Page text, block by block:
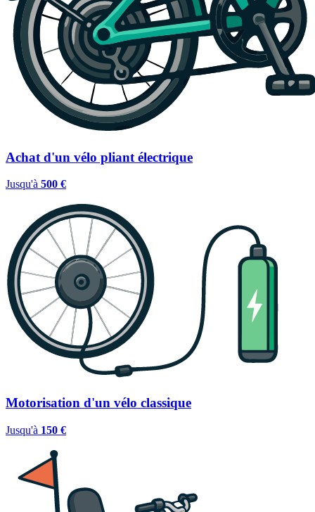
Achat d'un vélo pliant électrique
Jusqu'à 500 €
Motorisation d'un vélo classique
Jusqu'à 150 €